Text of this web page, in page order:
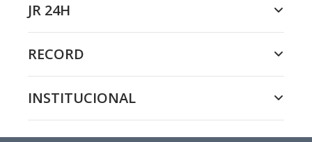
JR 24H
RECORD
INSTITUCIONAL